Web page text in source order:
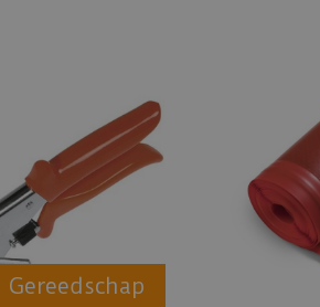
Gereedschap